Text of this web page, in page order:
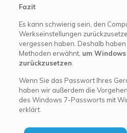
Fazit
Es kann schwierig sein, den
Werkseinstellungen
vergessen haben. Deshalb
Methoden erwähnt, um
zurückzusetzen
Wenn Sie das Passwort Ihres
haben wir außerdem die
des Windows 7-Passworts mit
erklärt.